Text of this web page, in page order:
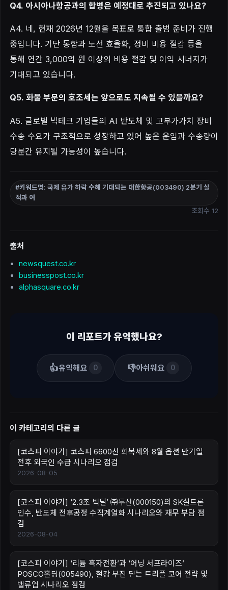
Q4. 아시아나항공과의 합병은 예정대로 추진되고 있나요?
A4. 네, 현재 2026년 12월을 목표로 통합 출범 준비가 진행
중입니다. 기단 통합과 노선 효율화, 정비 비용 절감 등을
통해 연간 3,000억 원 이상의 비용 절감 및 이익 시너지가
기대되고 있습니다.
Q5. 화물 부문의 호조세는 앞으로도 지속될 수 있을까요?
A5. 글로벌 빅테크 기업들의 AI 반도체 및 고부가가치 장비
수송 수요가 구조적으로 성장하고 있어 높은 운임과 수송량이
당분간 유지될 가능성이 높습니다.
#키워드명: 국제 유가 하락 수혜 기대되는 대한항공(003490) 2분기 실
적과 여
조회수 12
출처
newsquest.co.kr
businesspost.co.kr
alphasquare.co.kr
이 리포트가 유익했나요?
👍유익해요 0 👎아쉬워요 0
이 카테고리의 다른 글
[코스피 이야기] 코스피 6600선 회복세와 8월 옵션 만기일
전후 외국인 수급 시나리오 점검
2026-08-05
[코스피 이야기] ‘2.3조 빅딜’ ㈜두산(000150)의 SK실트론
인수, 반도체 전후공정 수직계열화 시나리오와 재무 부담 점
검
2026-08-04
[코스피 이야기] ‘리튬 흑자전환’과 ‘어닝 서프라이즈’
POSCO홀딩(005490), 철강 부진 딛는 트리플 코어 전략 및
밸류업 시나리오 점검